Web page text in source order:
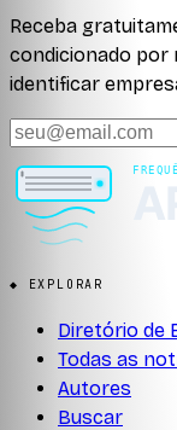
Receba
condicionado por
identificar
◆ EXPLORAR
Diretório de
Todas as
Autores
Buscar